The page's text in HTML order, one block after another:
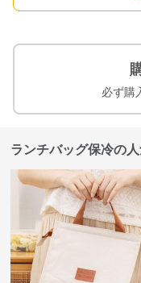
必ず購
ランチバッグ保冷の